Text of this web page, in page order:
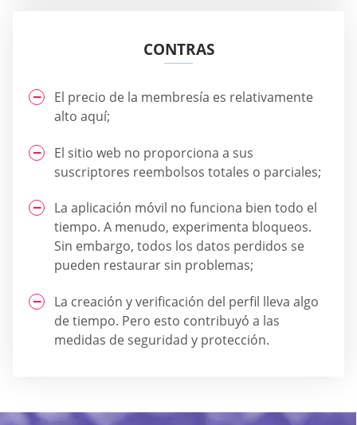
CONTRAS
El precio de la membresía es relativamente
alto aquí;
El sitio web no proporciona a sus
suscriptores reembolsos totales o parciales;
La aplicación móvil no funciona bien todo el
tiempo. A menudo, experimenta bloqueos.
Sin embargo, todos los datos perdidos se
pueden restaurar sin problemas;
La creación y verificación del perfil lleva algo
de tiempo. Pero esto contribuyó a las
medidas de seguridad y protección.